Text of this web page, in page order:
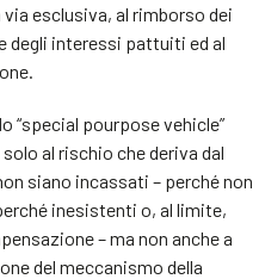
esclusiva, al rimborso dei
degli interessi pattuiti ed al
“special pourpose vehicle”
al rischio che deriva dal
siano incassati – perché non
inesistenti o, al limite,
– ma non anche a
del meccanismo della